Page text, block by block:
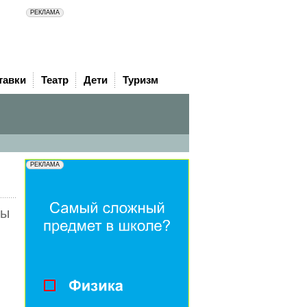
Театр Дети Туризм